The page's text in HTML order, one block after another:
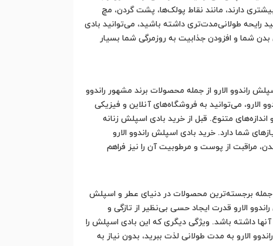
دارند، مانند نقاط پولک‌ها، پشت گردن، مچ
رایحه طولانی‌مدت‌تری داشته باشید، می‌توانید بادی
بدن شما و افزودن جذابیت به روزمرگی شما بسیار
راندوو الارو از جمله محصولات برند مشهور راندوو
الارو، می‌توانید به فروشگاه‌های آنلاین و فیزیکی
اندازه‌های متنوع. قبل از خرید بادی اسپلش زنانه
شما دارد. خرید بادی اسپلش راندوو الارو
مراقبت از پوست و مرطوبیت آن را نیز فراهم
جمله برجسته‌ترین محصولات در دنیای عطر و اسپلش
الارو قدرت ایجاد حسی بی‌نظیر از تازگی و
آنها داشته باشد. ویژگی دیگری که این بادی اسپلش را
الارو به مدت طولانی لذت ببرید، بدون نیاز به